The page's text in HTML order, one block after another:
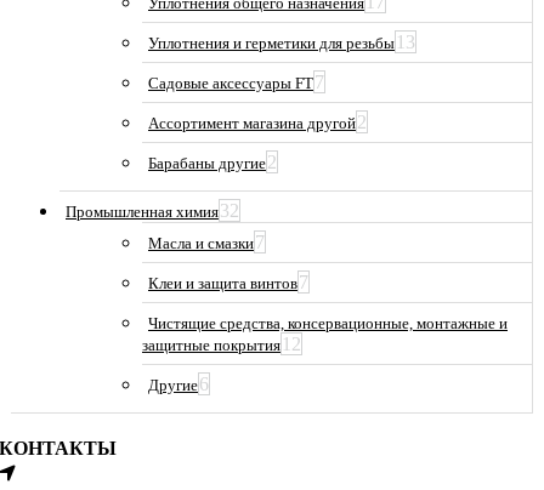
Уплотнения и герметики для резьбы 13
Садовые аксессуары FT7
Ассортимент магазина другой2
Барабаны другие2
Промышленная химия32
Масла и смазки7
Клеи и защита винтов7
Чистящие средства, консервационные, монтажные и
защитные покрытия 12
Другие6
КОНТАКТЫ